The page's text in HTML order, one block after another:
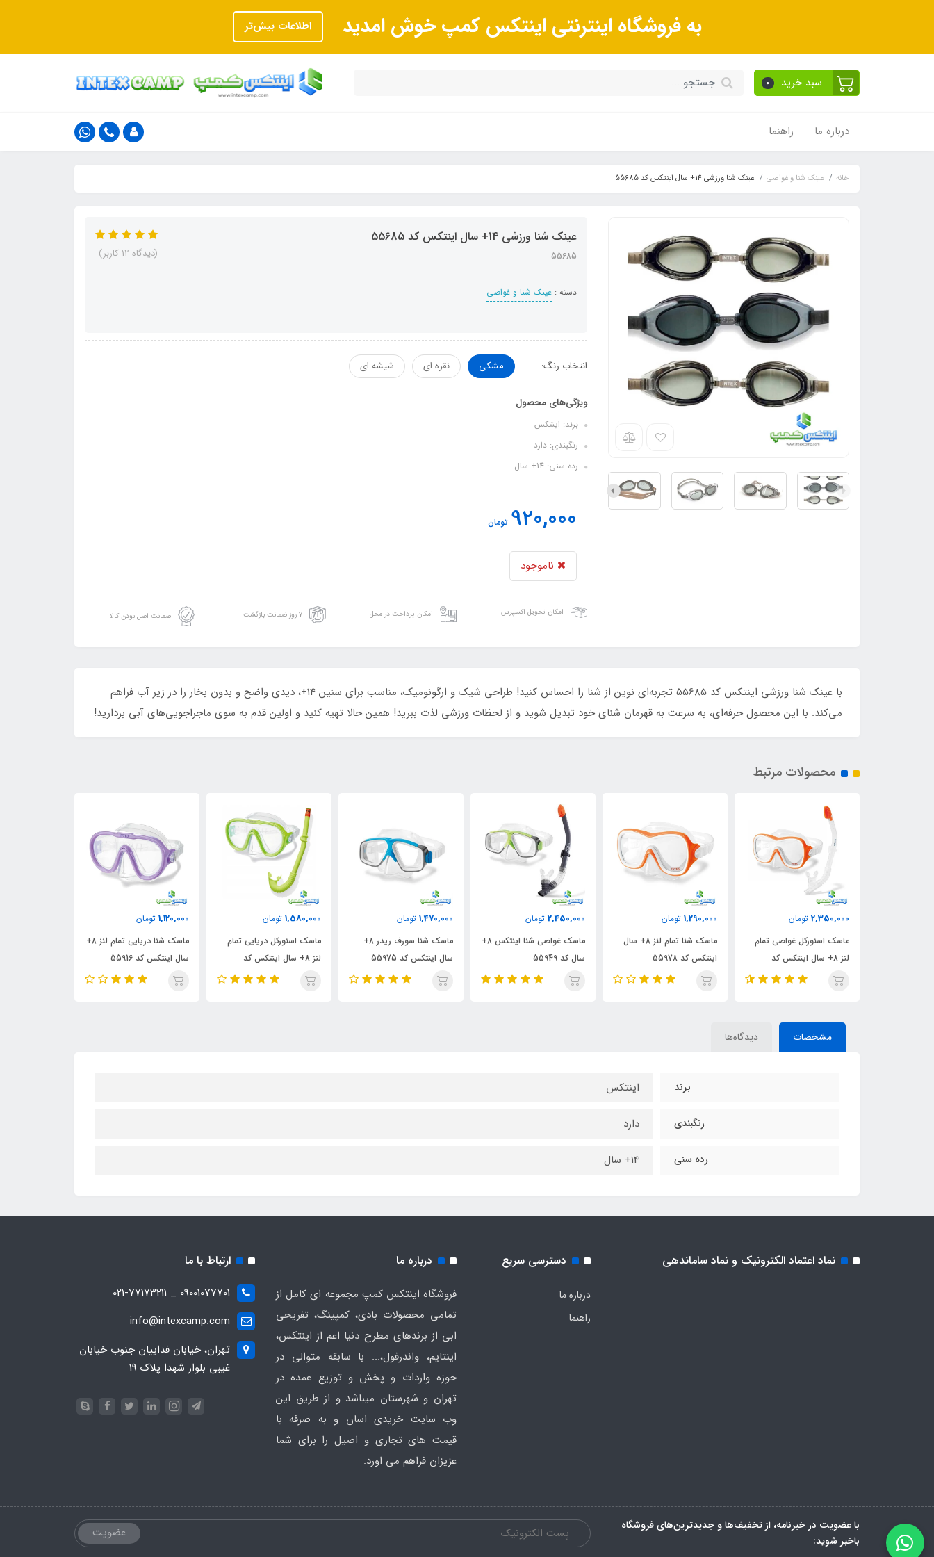
به فروشگاه اینترنتی اینتکس کمپ خوش امدید اطلاعات بیش‌تر
سبد خرید 0
درباره ما راهنما
خانه عینک شنا و غواصی عینک شنا ورزشی 14+ سال اینتکس کد 55685
عینک شنا ورزشی 14+ سال اینتکس کد 55685
55685
دسته : عینک شنا و غواصی
(دیدگاه 12 کاربر)
انتخاب رنگ: مشکی نقره ای شیشه ای
ویژگی‌های محصول
برند: اینتکس
رنگبندی: دارد
رده سنی: 14+ سال
920,000 تومان
ناموجود
امکان تحویل اکسپرس امکان پرداخت در محل ۷ روز ضمانت بازگشت ضمانت اصل بودن کالا
با عینک شنا ورزشی اینتکس کد 55685 تجربه‌ای نوین از شنا را احساس کنید! طراحی شیک و ارگونومیک، مناسب برای سنین 14+، دیدی واضح و بدون بخار را در زیر آب فراهم
می‌کند. با این محصول حرفه‌ای، به سرعت به قهرمان شنای خود تبدیل شوید و از لحظات ورزشی لذت ببرید! همین حالا تهیه کنید و اولین قدم به سوی ماجراجویی‌های آبی بردارید!
محصولات مرتبط
1,290,000 تومان
ماسک شنا تمام لنز 8+ سال
اینتکس کد 55978
2,450,000 تومان
سال کد 55949
1,470,000 تومان
ماسک شنا سورف ریدر 8+
سال اینتکس کد 55975
1,580,000 تومان
ماسک اسنورکل دریایی تمام
لنز 8+ سال اینتکس کد
55642
1,120,000 تومان
سال اینتکس کد 55916
1,740,000 تومان
ماسک شنا و اسنورکل کودک
کوسه 8-3 سال اینتکس کد
55944
مشخصات دیدگاه‌ها
برند اینتکس
رنگبندی دارد
رده سنی 14+ سال
نماد اعتماد الکترونیک و نماد ساماندهی دسترسی سریع
درباره ما
راهنما
درباره ما
فروشگاه اینتکس کمپ مجموعه ای کامل از
تمامی محصولات بادی، کمپینگ، تفریحی
ابی از برندهای مطرح دنیا اعم از اینتکس،
اینتایم، واندرفول،... با سابقه متوالی در
حوزه واردات و پخش و توزیع عمده در
تهران و شهرستان میباشد و از طریق این
وب سایت خریدی اسان و به صرفه با
قیمت های تجاری و اصیل را برای شما
عزیزان فراهم می اورد.
ارتباط با ما
09001077701 _ 021-77173211
info@intexcamp.com
تهران، خیابان فداییان جنوب خیابان
غیبی بلوار شهدا پلاک 19
با عضویت در خبرنامه، از تخفیف‌ها و جدیدترین‌های فروشگاه
باخبر شوید:
عضویت